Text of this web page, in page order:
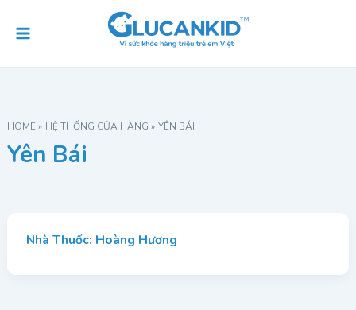
Menu
HOME HỆ THỐNG CỬA HÀNG YÊN BÁI
Yên Bái
Nhà Thuốc: Hoàng Hương